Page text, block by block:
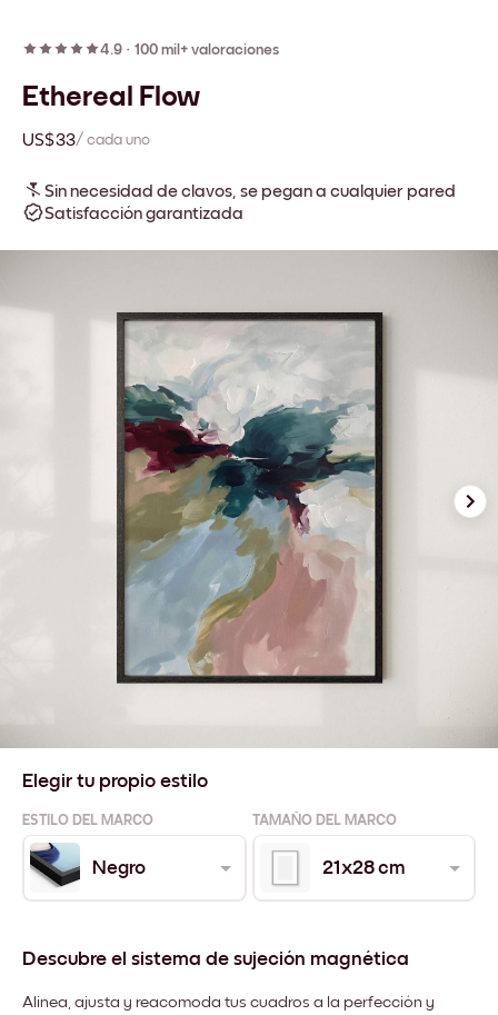
4.9 · 100 mil+ valoraciones
Ethereal Flow
US$33/ cada uno
Sin necesidad de clavos, se pegan a cualquier pared
Satisfacción garantizada
Elegir tu propio estilo
ESTILO DEL MARCO TAMAÑO DEL MARCO
Negro 21x28 cm
Descubre el sistema de sujeción magnética
Alinea, ajusta y reacomoda tus cuadros a la perfección y